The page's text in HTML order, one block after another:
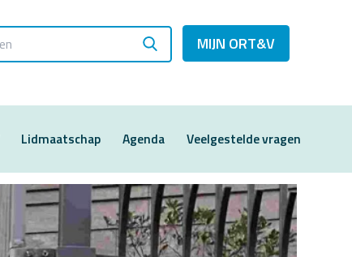
MIJN ORT&V
Lidmaatschap Agenda Veelgestelde vragen